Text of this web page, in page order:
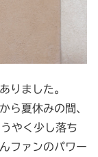
りました。
ら夏休みの間、
やく少し落ち
ファンのパワー